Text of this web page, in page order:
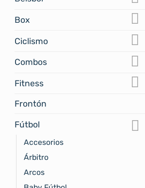
Box
Ciclismo
Combos
Fitness
Frontón
Fútbol
Accesorios
Árbitro
Arcos